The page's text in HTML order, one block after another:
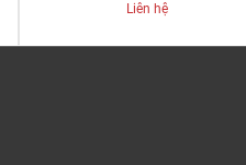
Liên hệ